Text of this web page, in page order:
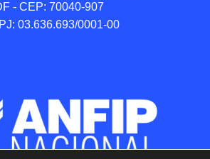
- CEP: 70040-907
03.636.693/0001-00